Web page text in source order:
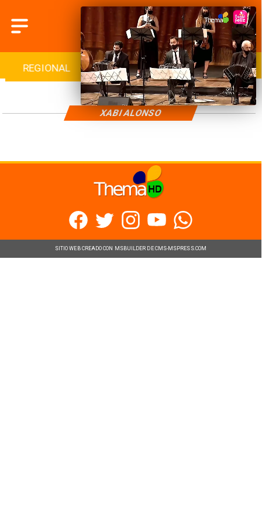
REGIONAL INTERNACIONAL DEPORTES
XABI ALONSO
SITIO WEB CREADO CON MSBUILDER DE CMS-MSPRESS.COM